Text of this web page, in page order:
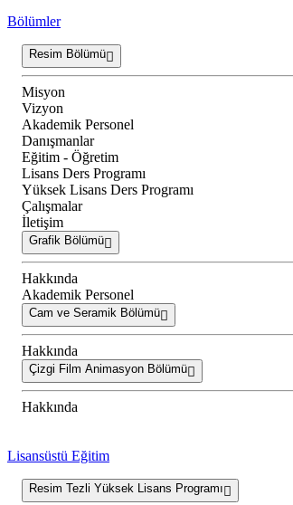
Bölümler
Resim Bölümü
Misyon
Vizyon
Akademik Personel
Danışmanlar
Eğitim - Öğretim
Lisans Ders Programı
Yüksek Lisans Ders Programı
Çalışmalar
İletişim
Grafik Bölümü
Hakkında
Akademik Personel
Cam ve Seramik Bölümü
Hakkında
Çizgi Film Animasyon Bölümü
Hakkında
Lisansüstü Eğitim
Resim Tezli Yüksek Lisans Programı